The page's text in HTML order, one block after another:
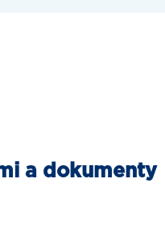
a dokumenty